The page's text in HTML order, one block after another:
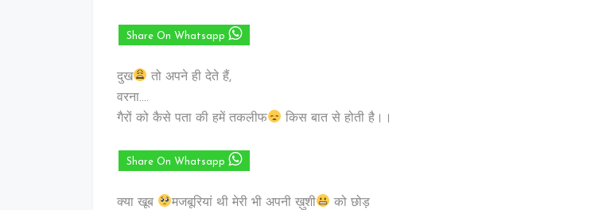
Share On Whatsapp
दुख
तो अपने ही देते हैं,
वरना….
गैरों को कैसे पता की हमें तकलीफ
किस बात से होती है।।
Share On Whatsapp
क्या खूब मजबूरियां थी मेरी भी अपनी ख़ुशी
को छोड़